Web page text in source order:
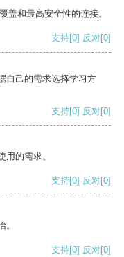
盖和最高安全性的连接。
支持[0] 反对[0]
自己的需求选择学习方
支持[0] 反对[0]
的需求。
支持[0] 反对[0]
支持[0] 反对[0]